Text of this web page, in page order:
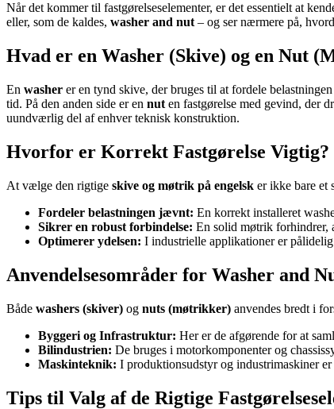
Når det kommer til fastgørelseselementer, er det essentielt at
eller, som de kaldes, washer and nut – og ser nærmere på,
Hvad er en Washer (Skive) og en Nut
En washer er en tynd skive, der bruges til at fordele
tid. På den anden side er en nut en fastgørelse med gevind, der
uundværlig del af enhver teknisk konstruktion.
Hvorfor er Korrekt Fastgørelse Vigtig?
At vælge den rigtige skive og møtrik på engelsk er ikke bare et
Fordeler belastningen jævnt: En korrekt installeret
Sikrer en robust forbindelse: En solid møtrik forhindrer,
Optimerer ydelsen: I industrielle applikationer er
Anvendelsesområder for Washer and
Både washers (skiver) og nuts (møtrikker) anvendes bredt i
Byggeri og Infrastruktur: Her er de afgørende for at
Bilindustrien: De bruges i motorkomponenter og
Maskinteknik: I produktionsudstyr og industrimaskiner
Tips til Valg af de Rigtige